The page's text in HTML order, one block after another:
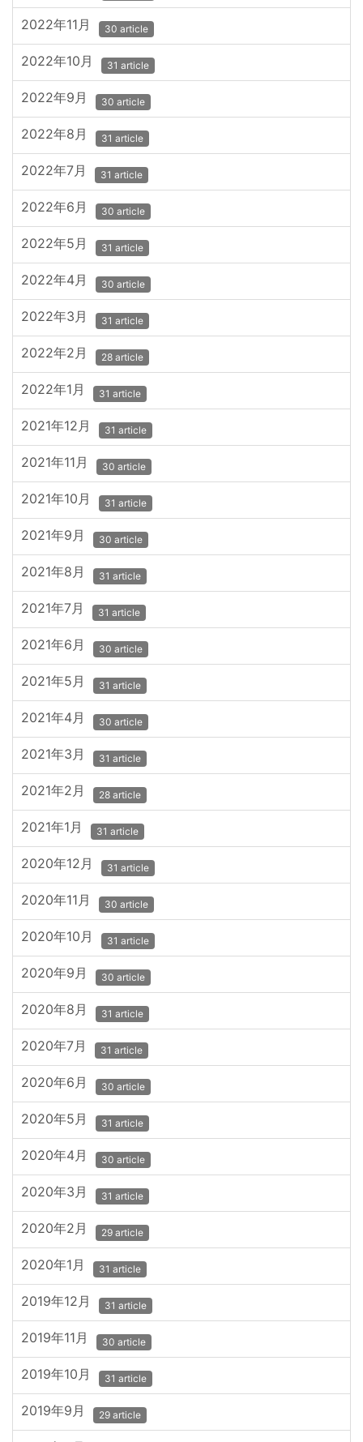
2022年11月 30 article
2022年10月 31 article
2022年9月 30 article
2022年8月 31 article
2022年7月 31 article
2022年6月 30 article
2022年5月 31 article
2022年4月 30 article
2022年3月 31 article
2022年2月 28 article
2022年1月 31 article
2021年12月 31 article
2021年11月 30 article
2021年10月 31 article
2021年9月 30 article
2021年8月 31 article
2021年7月 31 article
2021年6月 30 article
2021年5月 31 article
2021年4月 30 article
2021年3月 31 article
2021年2月 28 article
2021年1月 31 article
2020年12月 31 article
2020年11月 30 article
2020年10月 31 article
2020年9月 30 article
2020年8月 31 article
2020年7月 31 article
2020年6月 30 article
2020年5月 31 article
2020年4月 30 article
2020年3月 31 article
2020年2月 29 article
2020年1月 31 article
2019年12月 31 article
2019年11月 30 article
2019年10月 31 article
2019年9月 29 article